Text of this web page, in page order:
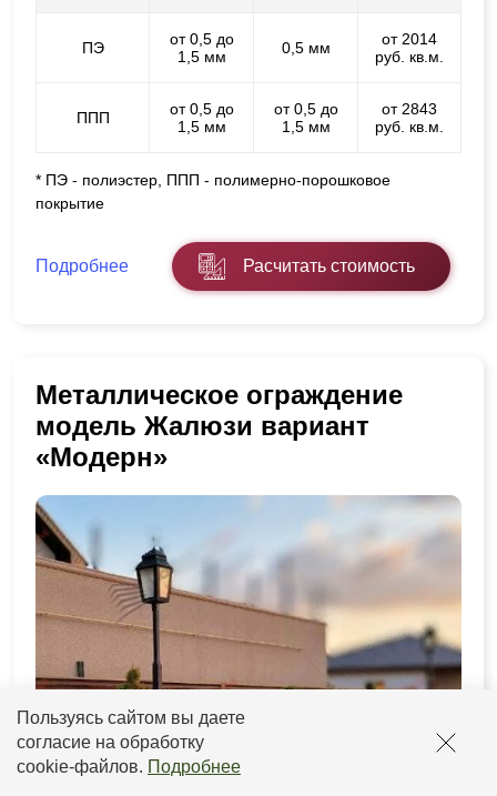
Пользуясь сайтом вы даете
согласие на обработку
cookie-файлов. Подробнее
ПЭ
от 0,5 до
1,5 мм
0,5 мм
от 2014
руб. кв.м.
ППП
от 0,5 до
1,5 мм
от 0,5 до
1,5 мм
от 2843
руб. кв.м.
* ПЭ - полиэстер, ППП - полимерно-порошковое
покрытие
Подробнее Расчитать стоимость
Металлическое ограждение
модель Жалюзи вариант
«Модерн»